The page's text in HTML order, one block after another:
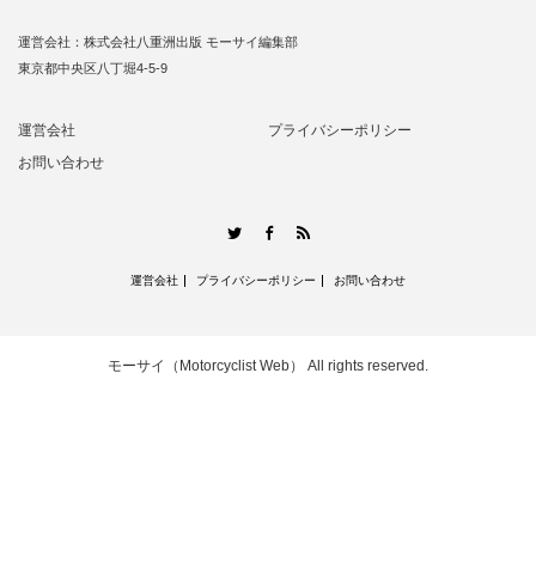
運営会社：株式会社八重洲出版 モーサイ編集部
東京都中央区八丁堀4-5-9
運営会社
プライバシーポリシー
お問い合わせ
TwitterFacebook
運営会社 プライバシーポリシー お問い合わせ
モーサイ（Motorcyclist Web） All rights reserved.